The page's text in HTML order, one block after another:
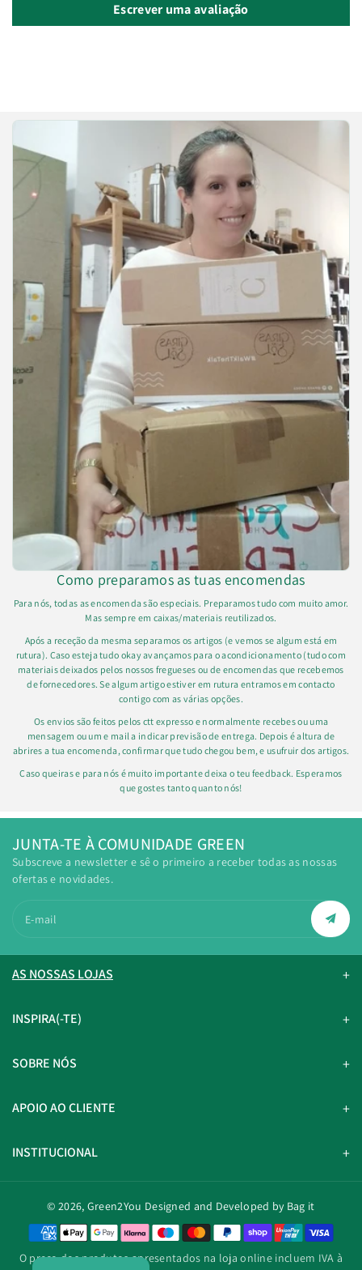
Escrever uma avaliação
Como preparamos as tuas encomendas
Para nós, todas as encomenda são especiais. Preparamos tudo com muito amor.
Mas sempre em caixas/materiais reutilizados.
Após a receção da mesma separamos os artigos (e vemos se algum está em
rutura). Caso esteja tudo okay avançamos para o acondicionamento (tudo com
materiais deixados pelos nossos fregueses ou de encomendas que recebemos
de fornecedores. Se algum artigo estiver em rutura entramos em contacto
contigo com as várias opções.
Os envios são feitos pelos ctt expresso e normalmente recebes ou uma
mensagem ou um e mail a indicar previsão de entrega. Depois é altura de
abrires a tua encomenda, confirmar que tudo chegou bem, e usufruir dos artigos.
Caso queiras e para nós é muito importante deixa o teu feedback. Esperamos
que gostes tanto quanto nós!
JUNTA-TE À COMUNIDADE GREEN
Subscreve a newsletter e sê o primeiro a receber todas as nossas
ofertas e novidades.
E-mail
AS NOSSAS LOJAS
INSPIRA(-TE)
SOBRE NÓS
APOIO AO CLIENTE
INSTITUCIONAL
© 2026, Green2You Designed and Developed by Bag it
M
t
O preço dos produtos apresentados na loja online incluem IVA à